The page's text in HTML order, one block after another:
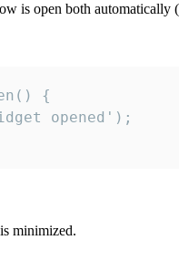
is open both
{
opened');
minimized.